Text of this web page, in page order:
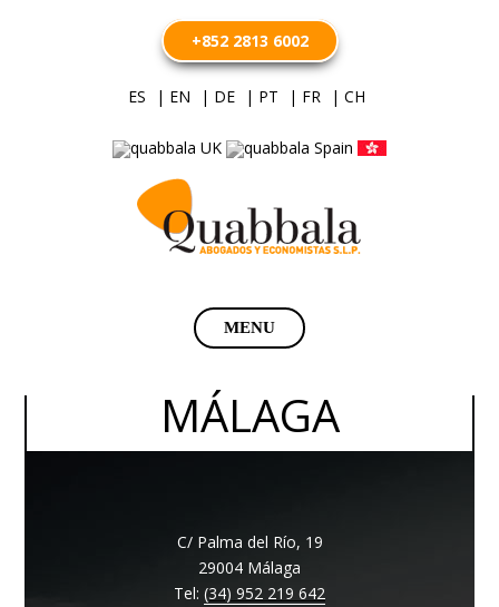
+852 2813 6002
ES | EN | DE | PT | FR | CH
MENU
MÁLAGA
C/ Palma del Río, 19
29004 Málaga
Tel: (34) 952 219 642